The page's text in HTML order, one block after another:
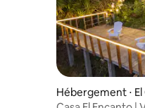
Hébergement ⋅